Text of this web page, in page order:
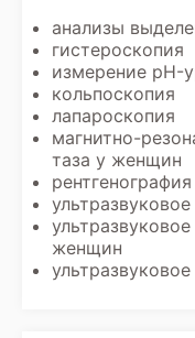
анализы
гистероскопия
измерение pH-
кольпоскопия
лапароскопия
магнитно-
таза у женщин
женщин